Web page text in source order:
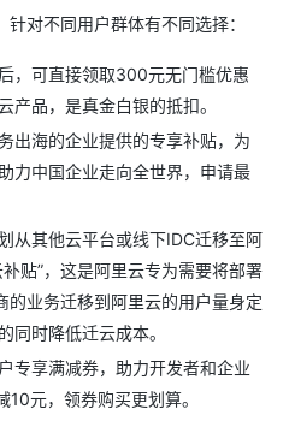
对不同用户群体有不同选择：
，可直接领取300元无门槛优惠
产品，是真金白银的抵扣。
出海的企业提供的专享补贴，为
力中国企业走向全世界，申请最
从其他云平台或线下IDC迁移至阿
贴”，这是阿里云专为需要将部署
的业务迁移到阿里云的用户量身定
同时降低迁云成本。
专享满减券，助力开发者和企业
元，领券购买更划算。